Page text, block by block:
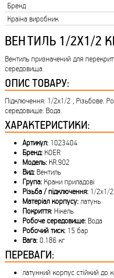
Бренд
Країна виробник
ВЕНТИЛЬ 1/2X1/2
Вентиль призначений для
середовища.
ОПИС ТОВАРУ:
Підключення: 1/2x1/2 , Різьбове.
середовище: Вода.
ХАРАКТЕРИСТИКИ:
Артикул: 1023404
Бренд: KOER
Модель: KR.902
Вид: Вентиль
Група: Крани приладові
Різьба / підключення: 1/2x1/2
Матеріал корпусу: латунь
Покриття: Нікель
Робоче середовище: Вода
Робочий тиск: 15 бар
Вага: 0.186 кг
ПЕРЕВАГИ:
латунний корпус стійкий до